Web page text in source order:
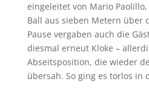
eingeleitet von Mario Paolillo,
Ball aus sieben Metern über
Pause vergaben auch die
diesmal erneut Kloke –
Abseitsposition, die wieder
übersah. So ging es torlos in